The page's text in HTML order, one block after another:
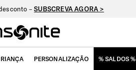
–SUBSCREVA AGORA >
PERSONALIZAÇÃO % SALDOS %